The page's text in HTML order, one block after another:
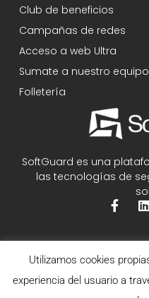
SoftGuard es una
las tecnologías de
Club de beneficios
Campañas de redes
Acceso a web Ultra
Sumate a nuestro equipo
Folletería
Utilizamos cookies
experiencia del usuario a